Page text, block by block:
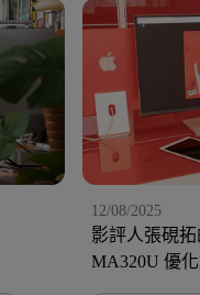
12/08/2025
影評人張硯
MA320U 優